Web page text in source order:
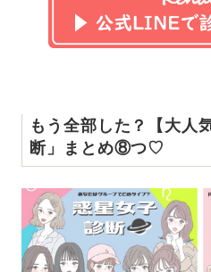
もう全部した？【大人
断」まとめ⑧つ♡